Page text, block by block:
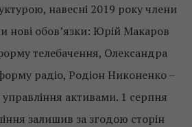
навесні 2019 року члени
нові обов’язки: Юрій Макаров
телебачення, Олександра
радіо, Родіон Никоненко –
активами. 1 серпня
залишив за згодою сторін